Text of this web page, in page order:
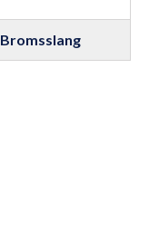
Bromsslang